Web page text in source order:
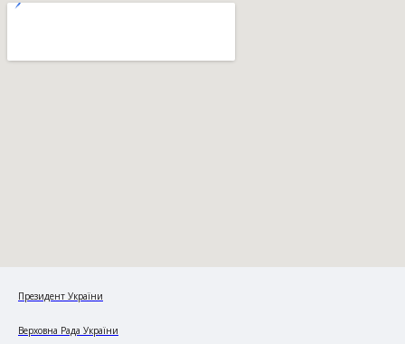
Президент України
Верховна Рада України